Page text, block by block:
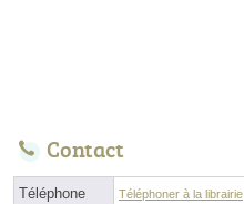
Contact
Téléphone Téléphoner à la librairie